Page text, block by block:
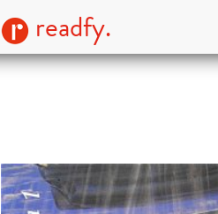
readfy.